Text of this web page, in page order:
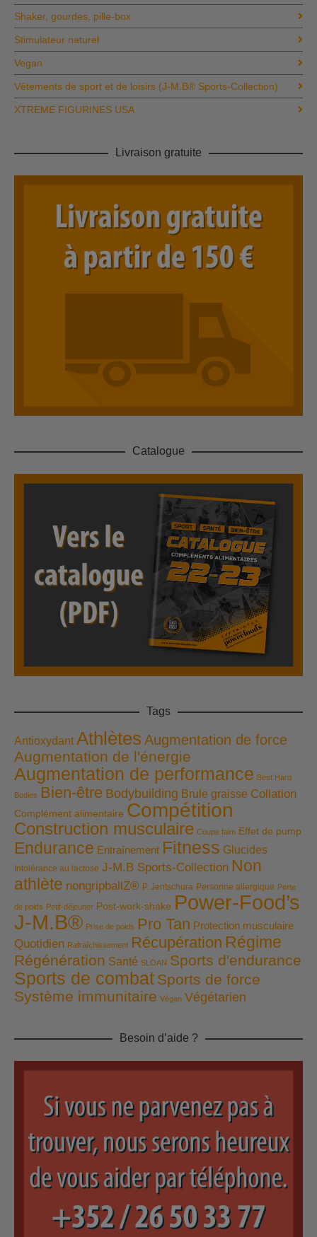
Shaker, gourdes, pille-box
Stimulateur naturel
Vegan
Vêtements de sport et de loisirs (J‑M.B® Sports‑Collection)
XTREME FIGURINES USA
Livraison gratuite
Catalogue
Tags
Antioxydant Athlètes Augmentation de force
Augmentation de l'énergie
Augmentation de performance Best Hard
Bodies Bien-être Bodybuilding Brule graisse Collation
Complément alimentaire Compétition
Construction musculaire Coupe faim Effet de pump
Endurance Entraînement Fitness Glucides
Intolérance au lactose J-M.B Sports-Collection Non
athlète nongripballZ® P. Jentschura Personne allergique Perte
de poids Petit-déjeuner Post-work-shake Power-Food’s
J-M.B® Prise de poids Pro Tan Protection musculaire
Quotidien Rafraîchissement Récupération Régime
Régénération Santé SLOAN Sports d'endurance
Sports de combat Sports de force
Système immunitaire Végan Végétarien
Besoin d’aide ?